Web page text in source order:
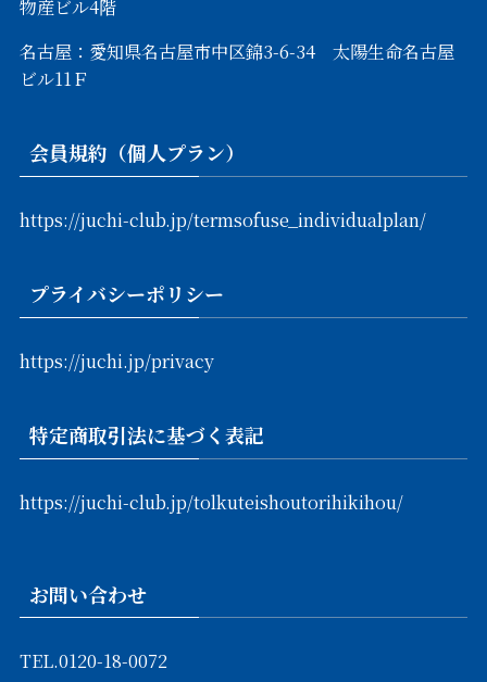
物産ビル4階
名古屋：愛知県名古屋市中区錦3-6-34 太陽生命名古屋
ビル11Ｆ
会員規約（個人プラン）
https://juchi-club.jp/termsofuse_individualplan/
プライバシーポリシー
https://juchi.jp/privacy
特定商取引法に基づく表記
https://juchi-club.jp/tolkuteishoutorihikihou/
お問い合わせ
TEL.0120-18-0072